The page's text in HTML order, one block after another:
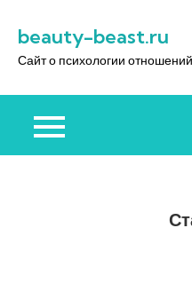
содержимому
beauty-beast.ru
Сайт о психологии отношений